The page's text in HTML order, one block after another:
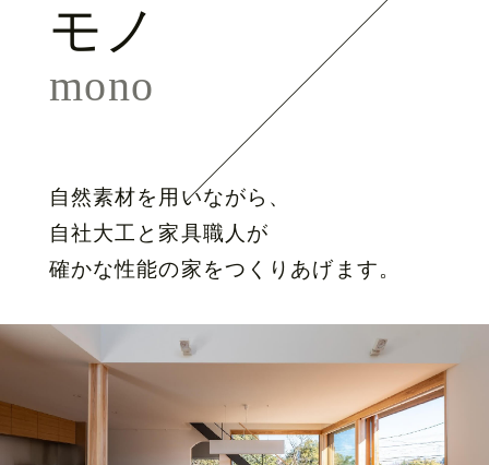
モノ
mono
自然素材を用いながら、
自社大工と家具職人が
確かな性能の家をつくりあげます。